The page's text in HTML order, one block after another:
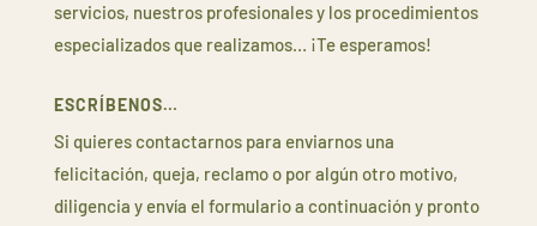
servicios, nuestros profesionales y los procedimientos
especializados que realizamos… ¡Te esperamos!
ESCRÍBENOS…
Si quieres contactarnos para enviarnos una
felicitación, queja, reclamo o por algún otro motivo,
diligencia y envía el formulario a continuación y pronto